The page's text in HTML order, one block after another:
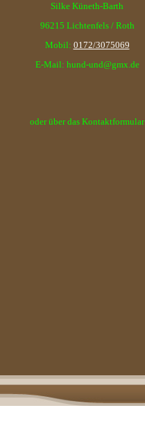
Silke Küneth-Barth
96215 Lichtenfels / Roth
Mobil: 0172/3075069
E-Mail: hund-und@gmx.de
oder über das Kontaktformular